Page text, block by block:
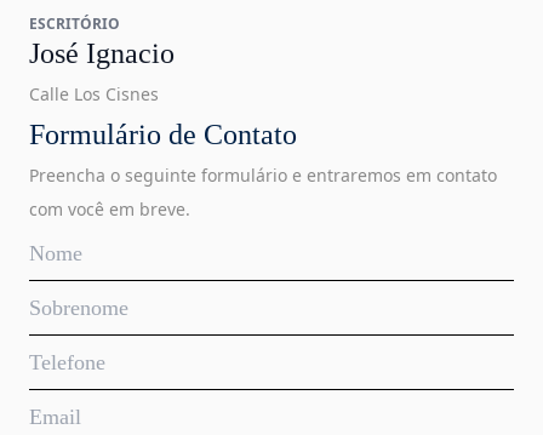
ESCRITÓRIO
José Ignacio
Calle Los Cisnes
Formulário de Contato
Preencha o seguinte formulário e entraremos em contato
com você em breve.